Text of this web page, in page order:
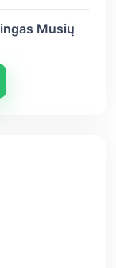
Musių